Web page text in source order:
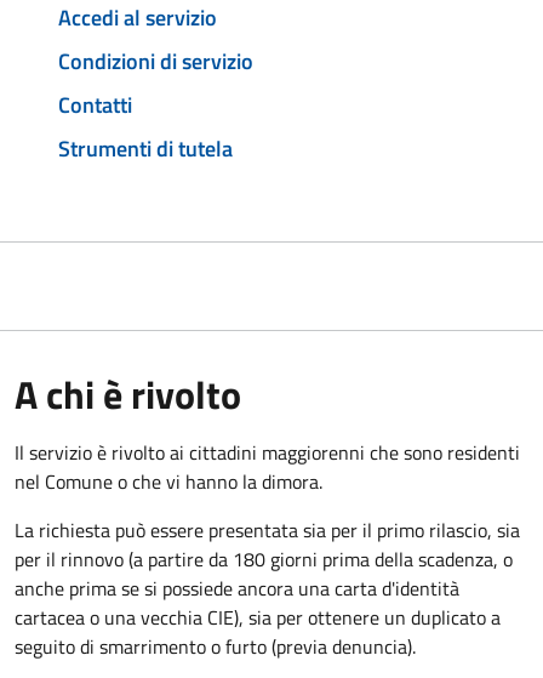
Accedi al servizio
Condizioni di servizio
Contatti
Strumenti di tutela
A chi è rivolto
Il servizio è rivolto ai cittadini maggiorenni che sono residenti
nel Comune o che vi hanno la dimora.
La richiesta può essere presentata sia per il primo rilascio, sia
per il rinnovo (a partire da 180 giorni prima della scadenza, o
anche prima se si possiede ancora una carta d'identità
cartacea o una vecchia CIE), sia per ottenere un duplicato a
seguito di smarrimento o furto (previa denuncia).